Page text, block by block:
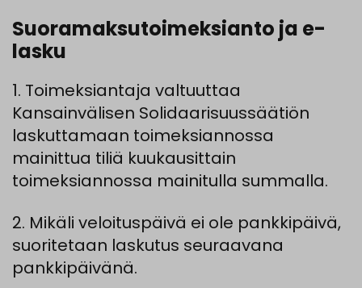
Suoramaksutoimeksianto ja e-
lasku
1. Toimeksiantaja valtuuttaa
Kansainvälisen Solidaarisuussäätiön
laskuttamaan toimeksiannossa
mainittua tiliä kuukausittain
toimeksiannossa mainitulla summalla.
2. Mikäli veloituspäivä ei ole pankkipäivä,
suoritetaan laskutus seuraavana
pankkipäivänä.